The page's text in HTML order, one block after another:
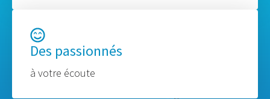
Des passionnés
à votre écoute